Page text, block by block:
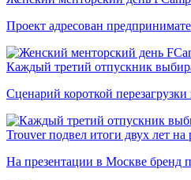
Проект адресован
Каждый третий отпускник
Сценарий короткой
Trouver подвел итоги двух лет
На презентации в Москве бренд